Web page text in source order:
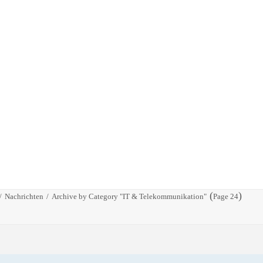
Nachrichten Archive by Category "IT & Telekommunikation" (Page 24)